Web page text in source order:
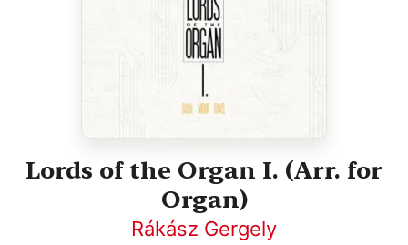
Lords of the Organ I. (Arr. for
Organ)
Rákász Gergely